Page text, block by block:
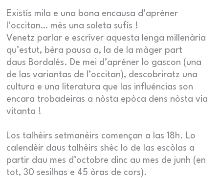
Existís mila e una bona encausa d’apréner
l’occitan… mès una soleta sufís !
Venetz parlar e escríver aquesta lenga millenària
qu’estut, bèra pausa a, la de la màger part
daus Bordalés. De mei d’apréner lo gascon (una
de las variantas de l’occitan), descobriratz una
cultura e una literatura que las influéncias son
encara trobadeiras a nòsta epòca dens nòsta via
vitanta !
Los talhèirs setmanèirs començan a las 18h. Lo
calendèir daus talhèirs shèc lo de las escòlas a
partir dau mes d’octobre dinc au mes de junh (en
tot, 30 sesilhas e 45 òras de cors).